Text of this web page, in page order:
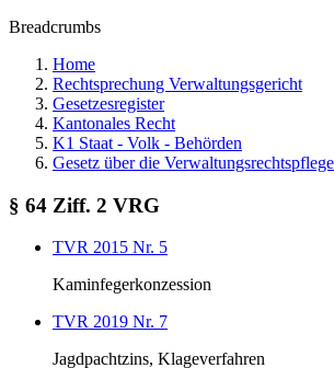
Breadcrumbs
Home
Rechtsprechung Verwaltungsgericht
Gesetzesregister
Kantonales Recht
K1 Staat - Volk - Behörden
Gesetz über die
§ 64 Ziff. 2 VRG
TVR 2015 Nr. 5
Kaminfegerkonzession
TVR 2019 Nr. 7
Jagdpachtzins, Klageverfahren